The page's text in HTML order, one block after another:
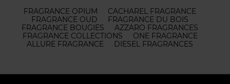
FRAGRANCE OPIUM
CACHAREL FRAGRANCE
FRAGRANCE OUD
FRAGRANCE DU BOIS
FRAGRANCE BOUGIES
AZZARO FRAGRANCES
FRAGRANCE COLLECTIONS
ONE FRAGRANCE
ALLURE FRAGRANCE
DIESEL FRAGRANCES